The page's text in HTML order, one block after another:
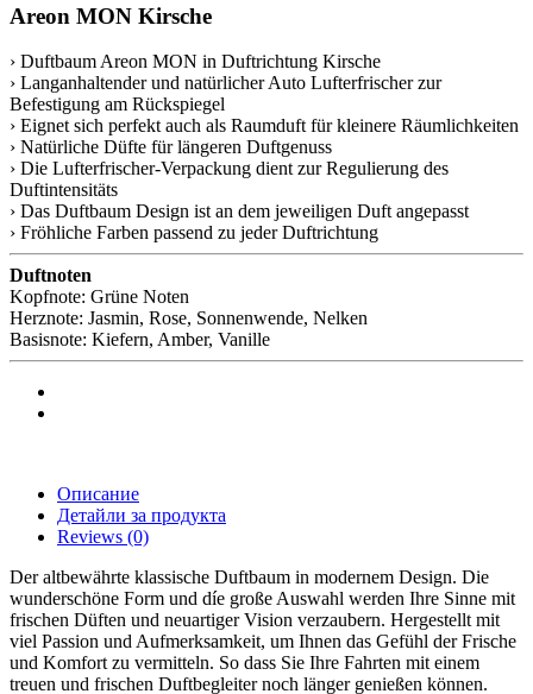
Areon MON Kirsche
› Duftbaum Areon MON in Duftrichtung Kirsche
› Langanhaltender und natürlicher Auto Lufterfrischer zur
Befestigung am Rückspiegel
› Eignet sich perfekt auch als Raumduft für kleinere Räumlichkeiten
› Natürliche Düfte für längeren Duftgenuss
› Die Lufterfrischer-Verpackung dient zur Regulierung des
Duftintensitäts
› Das Duftbaum Design ist an dem jeweiligen Duft angepasst
› Fröhliche Farben passend zu jeder Duftrichtung
Duftnoten
Kopfnote: Grüne Noten
Herznote: Jasmin, Rose, Sonnenwende, Nelken
Basisnote: Kiefern, Amber, Vanille
Описание
Детайли за продукта
Reviews (0)
Der altbewährte klassische Duftbaum in modernem Design. Die
wunderschöne Form und díe große Auswahl werden Ihre Sinne mit
frischen Düften und neuartiger Vision verzaubern. Hergestellt mit
viel Passion und Aufmerksamkeit, um Ihnen das Gefühl der Frische
und Komfort zu vermitteln. So dass Sie Ihre Fahrten mit einem
treuen und frischen Duftbegleiter noch länger genießen können.